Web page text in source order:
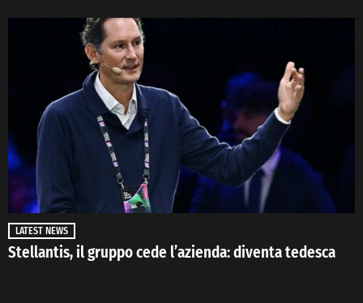
LATEST NEWS
Stellantis, il gruppo cede l’azienda: diventa tedesca